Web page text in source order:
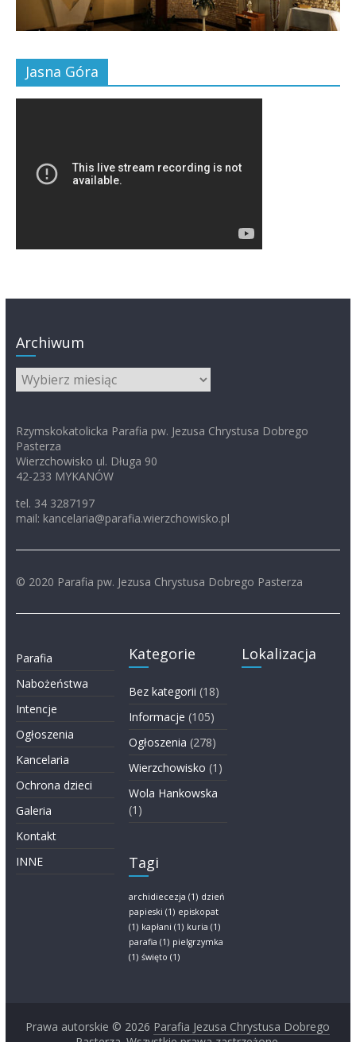
Jasna Góra
Archiwum
Archiwum
Rzymskokatolicka Parafia pw. Jezusa Chrystusa Dobrego
Pasterza
Wierzchowisko ul. Długa 90
42-233 MYKANÓW
tel. 34 3287197
mail: kancelaria@parafia.wierzchowisko.pl
© 2020 Parafia pw. Jezusa Chrystusa Dobrego Pasterza
Parafia
Nabożeństwa
Intencje
Ogłoszenia
Kancelaria
Ochrona dzieci
Galeria
Kontakt
INNE
Kategorie
Bez kategorii (18)
Informacje (105)
Ogłoszenia (278)
Wierzchowisko (1)
Wola Hankowska
(1)
Tagi
archidiecezja (1) dzień
papieski (1) episkopat
(1) kapłani (1) kuria (1)
parafia (1) pielgrzymka
(1) święto (1)
Lokalizacja
Prawa autorskie © 2026 Parafia Jezusa Chrystusa Dobrego